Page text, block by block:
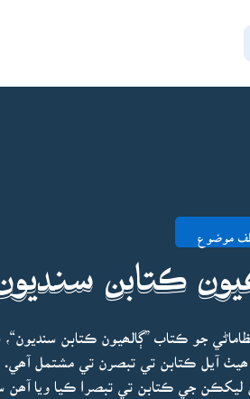
موضوع
ڪتابن
جو ڪتاب ”ڳالھيون ڪتابن
ليکڪن جي ڪتابن تي تبصرا ڪيا ويا آھن